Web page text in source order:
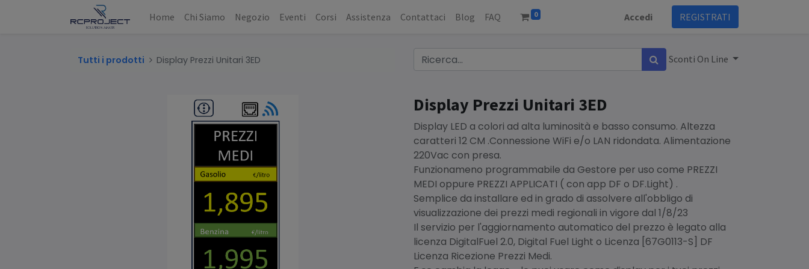
Home Chi Siamo Negozio Eventi Corsi Assistenza Contattaci Blog FAQ 0 Accedi REGISTRATI
Tutti i prodotti Display Prezzi Unitari 3ED Sconti On Line
Display Prezzi Unitari 3ED
Display LED a colori ad alta luminosità e basso consumo. Altezza
caratteri 12 CM .Connessione WiFi e/o LAN ridondata. Alimentazione
220Vac con presa.
Funzionameno programmabile da Gestore per uso come PREZZI
MEDI oppure PREZZI APPLICATI ( con app DF o DF.Light) .
Semplice da installare ed in grado di assolvere all'obbligo di
visualizzazione dei prezzi medi regionali in vigore dal 1/8/23
Il servizio per l'aggiornamento automatico del prezzo è legato alla
licenza DigitalFuel 2.0, Digital Fuel Light o Licenza [67G0113-S] DF
Licenza Ricezione Prezzi Medi.